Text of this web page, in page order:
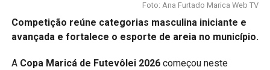
Foto: Ana Furtado Marica Web TV
Competição reúne categorias masculina iniciante e
avançada e fortalece o esporte de areia no município.
A Copa Maricá de Futevôlei 2026começou neste